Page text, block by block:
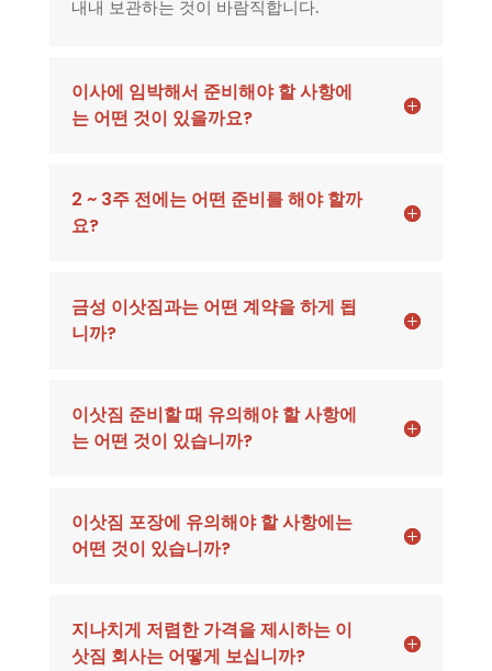
내내 보관하는 것이 바람직합니다.
이사에 임박해서 준비해야 할 사항에
는 어떤 것이 있을까요?
2 ~ 3주 전에는 어떤 준비를 해야 할까
요?
금성 이삿짐과는 어떤 계약을 하게 됩
니까?
이삿짐 준비할 때 유의해야 할 사항에
는 어떤 것이 있습니까?
이삿짐 포장에 유의해야 할 사항에는
어떤 것이 있습니까?
지나치게 저렴한 가격을 제시하는 이
삿짐 회사는 어떻게 보십니까?